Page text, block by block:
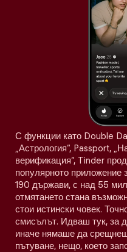
С функции като Double
„Астрология“, Passport,
верификация“, Tinder
популярното приложение
190 държави, с над 55
отмятането стана
стои истински човек.
смисълът. Идваш тук, за
иначе нямаше да
пътуване, нещо, което